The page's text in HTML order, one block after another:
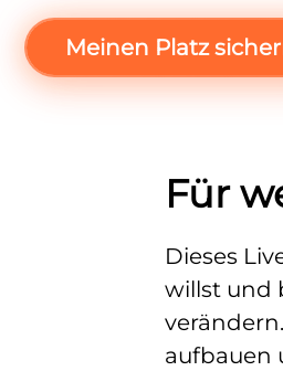
Meinen Platz
Für
Dieses
willst und
aufbauen